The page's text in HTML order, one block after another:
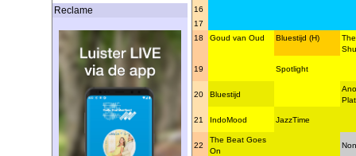
Reclame
16
17
18
Goud van Oud Bluestijd (H)
19 Spotlight
20 Bluestijd
21 IndoMood JazzTime
22
The Beat Goes
On